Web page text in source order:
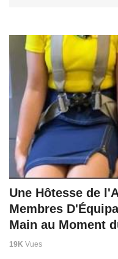
Une Hôtesse de
Membres
Main au Moment
19K Vues